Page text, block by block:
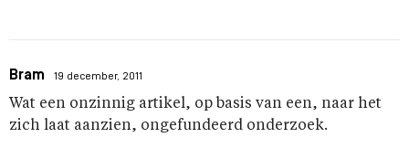
Bram 19 december, 2011
Wat een onzinnig artikel, op basis van een, naar het
zich laat aanzien, ongefundeerd onderzoek.